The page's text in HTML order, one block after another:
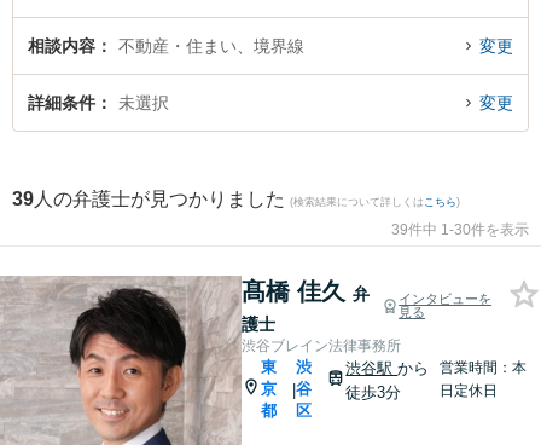
たい』『境界線のトラブル解決の実績豊富な近くの弁護士を検索したい』『初
回相談無料で境界線を法律相談できる渋谷区内の弁護士に相談予約したい』な
どでお困りの相談者さんにおすすめです。
相談内容 不動産・住まい、境界線 変更
詳細条件 未選択 変更
39 人の弁護士が見つかりました (検索結果について詳しくは こちら)
39件中 1-30件を表示
髙橋 佳久 弁
護士
インタビューを
見る
渋谷ブレイン法律事務所
東
京
都
|
渋
谷
区
渋谷駅から
徒歩3分
営業時間：本
日定休日